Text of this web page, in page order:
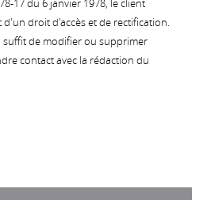
17 du 6 janvier 1978, le client
droit d'accès et de rectification.
suffit de modifier ou supprimer
contact avec la rédaction du